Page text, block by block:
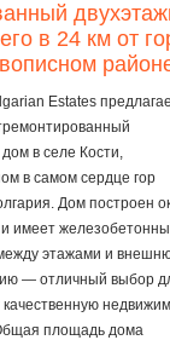
в 24 км от
Estates
в селе Кости,
в самом сердце гор
Дом построен
имеет
этажами и
— отличный выбор
качественную
площадь дома